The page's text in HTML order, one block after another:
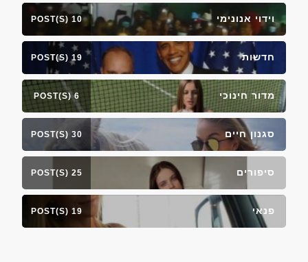
וידוי אנונימי 10 POST(S)
חדשות 19 POST(S)
מדור חינוכי 6 POST(S)
סגנון חיים 30 POST(S)
סיפורים 25 POST(S)
פנאי 19 POST(S)